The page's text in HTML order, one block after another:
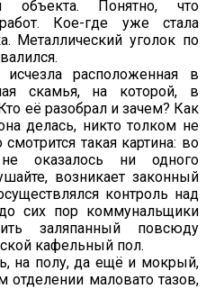
объекта. Понятно, что
Кое-где уже стала
Металлический уголок по
расположенная в
скамья, на которой, в
её разобрал и зачем? Как
делась, никто толком не
такая картина: во
оказалось ни одного
возникает законный
контроль над
сих пор коммунальщики
заляпанный повсюду
кафельный пол.
на полу, да ещё и мокрый,
отделении маловато тазов,